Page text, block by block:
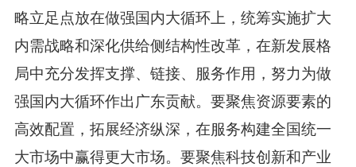
略立足点放在做强国内大循环上，统筹实施扩大
内需战略和深化供给侧结构性改革，在新发展格
局中充分发挥支撑、链接、服务作用，努力为做
强国内大循环作出广东贡献。要聚焦资源要素的
高效配置，拓展经济纵深，在服务构建全国统一
大市场中赢得更大市场。要聚焦科技创新和产业